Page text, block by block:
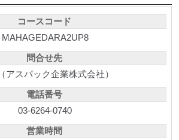
コースコード
MAHAGEDARA2UP8
問合せ先
アスパック企業株式会社）
電話番号
03-6264-0740
営業時間